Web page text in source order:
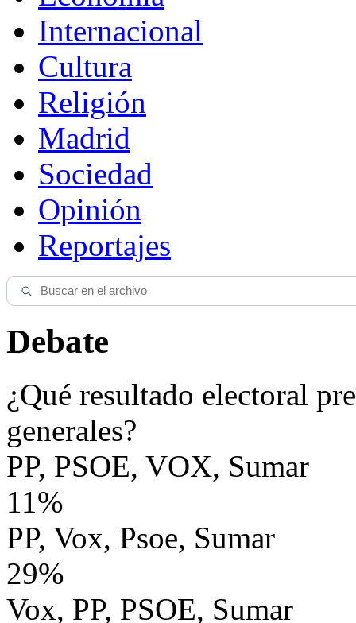
Internacional
Cultura
Religión
Madrid
Sociedad
Opinión
Reportajes
Debate
¿Qué resultado electoral
generales?
PP, PSOE, VOX, Sumar
11%
PP, Vox, Psoe, Sumar
29%
Vox, PP, PSOE, Sumar